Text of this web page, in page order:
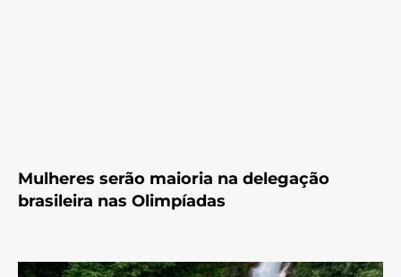
Mulheres serão maioria na delegação
brasileira nas Olimpíadas